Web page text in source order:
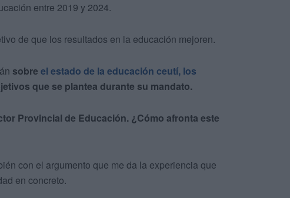
entre 2019 y 2024.
de que los resultados en la educación mejoren.
sobre el estado de la educación ceutí, los
que se plantea durante su mandato.
Provincial de Educación. ¿Cómo afronta este
con el argumento que me da la experiencia que
en concreto.